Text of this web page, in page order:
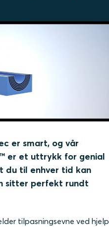
er smart, og vår
er et uttrykk for genial
du til enhver tid kan
sitter perfekt rundt
tilpasningsevne ved hjelp